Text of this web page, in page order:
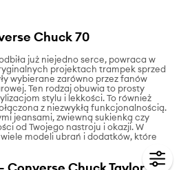
Chuck 70
już niejedno serce, powraca w
projektach trampek sprzed
wybierane zarówno przez fanów
Ten rodzaj obuwia to prosty
stylu i lekkości. To również
z niezwykłą funkcjonalnością.
jeansami, zwiewną sukienką czy
od Twojego nastroju i okazji. W
wiele modeli ubrań i dodatków, które